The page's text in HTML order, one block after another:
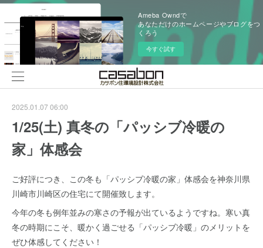
Ameba Owndで
あなただけのホームページやブログをつ
くろう
今すぐ試す
2025.01.07 06:00
1/25(土) 真冬の「パッシブ冷暖の
家」体感会
ご好評につき、この冬も「パッシブ冷暖の家」体感会を神奈川県
川崎市川崎区の住宅にて開催致します。
今年の冬も例年並みの寒さの予報が出ているようですね。寒い真
冬の時期にこそ、暖かく過ごせる「パッシブ冷暖」のメリットを
ぜひ体感してください！